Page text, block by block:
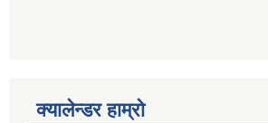
क्यालेन्डर हाम्रो